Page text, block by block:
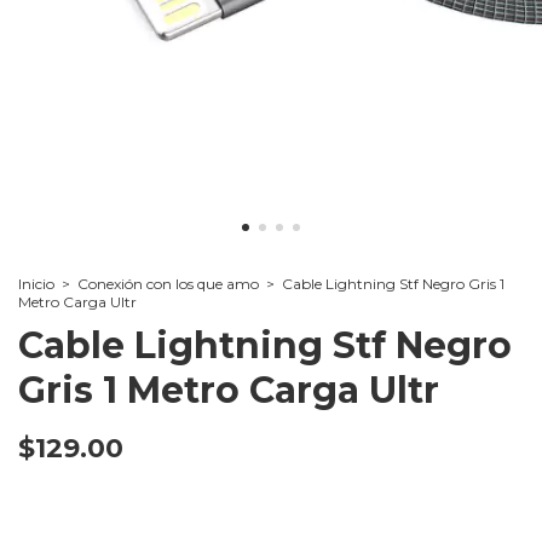
Inicio > Conexión con los que amo > Cable Lightning Stf Negro Gris 1
Metro Carga Ultr
Cable Lightning Stf Negro
Gris 1 Metro Carga Ultr
$129.00